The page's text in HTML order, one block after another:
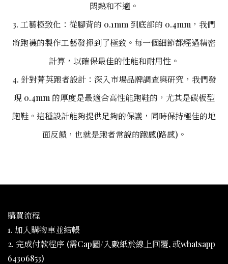
悶熱和不適。
3. 工藝極致化：從腳背的 0.1mm 到底部的 0.4mm，我們
將跑襪的製作工藝發揮到了極致。每一個細節都經過精密
計算，以確保最佳的性能和耐用性。
4. 針對菁英跑者設計：深入市場品牌調查與研究，我們發
現 0.4mm 的厚度是最適合高性能跑鞋的，尤其是碳板型
跑鞋。這種設計能夠提供足夠的保護，同時保持極佳的地
面反饋，也就是跑者常說的跑感(路感)。
購買流程
1. 加入購物車並結帳
2. 完成付款程序 (需Cap圖/入數紙於線上回覆, 或whatsapp
64306853)